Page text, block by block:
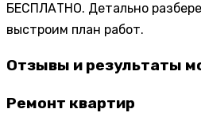
БЕСПЛАТНО. Детально
выстроим план работ.
Отзывы и результаты
Ремонт квартир